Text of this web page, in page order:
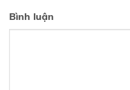
Bình luận